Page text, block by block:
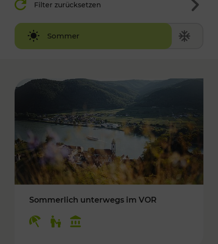
Filter zurücksetzen
Sommer
Winter
Sommerlich unterwegs im VOR